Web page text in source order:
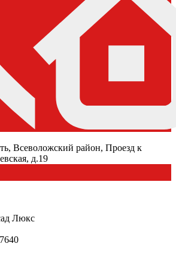
Всеволожский район, Проезд к
д.19
Люкс